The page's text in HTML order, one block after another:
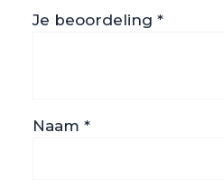
Je beoordeling *
Naam *